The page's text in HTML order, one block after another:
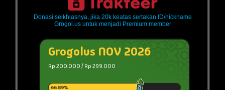
Donasi seikhlasnya, jika 20k keatas sertakan ID/nickname
Grogol.us untuk menjadi Premium member